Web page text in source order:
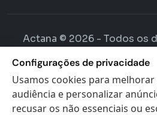
Actana © 2026 - Todos os
Configurações de privacidade
Usamos cookies para
audiência e personalizar
recusar os não essenciais ou